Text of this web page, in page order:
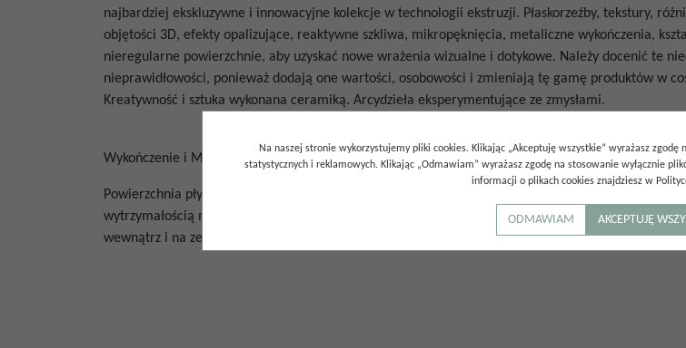
najbardziej ekskluzywne i innowacyjne kolekcje w technologii ekstruzji. Płaskorzeźby, tekstury,
objętości 3D, efekty opalizujące, reaktywne szkliwa, mikropęknięcia, metaliczne wykończenia,
nieregularne powierzchnie, aby uzyskać nowe wrażenia wizualne i dotykowe. Należy docenić te
nieprawidłowości, ponieważ dodają one wartości, osobowości i zmieniają tę gamę produktów w
Kreatywność i sztuka wykonana ceramiką. Arcydzieła eksperymentujące ze zmysłami.
Wykończenie i Materiał
Powierzchnia płytki jest strukturalna w połysku.
wytrzymałością mechaniczną oraz odpornością na mróz. Dzięki niskiej nasiąkliwości wodnej, gres
wewnątrz i na zewnątrz (na elewacje budynków).
Na naszej stronie wykorzystujemy pliki cookies. Klikając „Akceptuję wszystkie” wyrażasz
statystycznych i reklamowych. Klikając „Odmawiam” wyrażasz zgodę na stosowanie wyłącznie
informacji o plikach cookies znajdziesz w
ODMAWIAM AKCEPTUJĘ